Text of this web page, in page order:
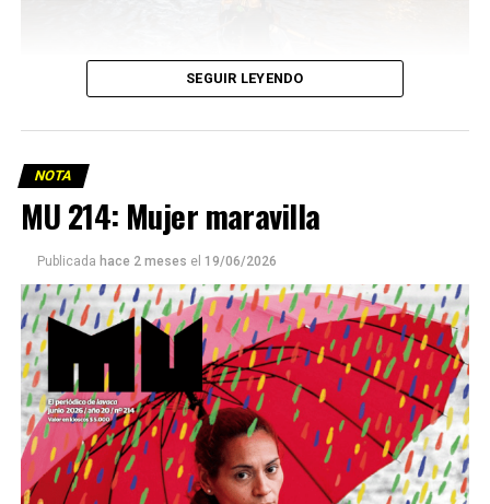
Este número 215 de MU ☝️viene con doble tapa, que
podría ser una frase:
Sin chamuyo, a remarla.
SEGUIR LEYENDO
NOTA
MU 214: Mujer maravilla
Publicada hace 2 meses el 19/06/2026